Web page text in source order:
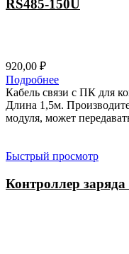
RS485-150U
920,00 ₽
Подробнее
Кабель связи с ПК для
Длина 1,5м.
модуля, может
Быстрый просмотр
Контроллер